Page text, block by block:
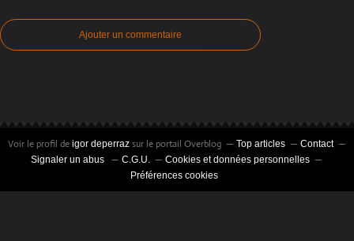
Ajouter un commentaire
Voir le profil de igor deperraz sur le portail Overblog Top articles
Contact
Signaler un abus
C.G.U.
Cookies et données personnelles
Préférences cookies